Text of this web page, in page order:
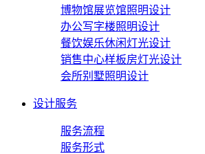
博物馆展览馆照明设计
办公写字楼照明设计
餐饮娱乐休闲灯光设计
销售中心样板房灯光设计
会所别墅照明设计
设计服务
服务流程
服务形式